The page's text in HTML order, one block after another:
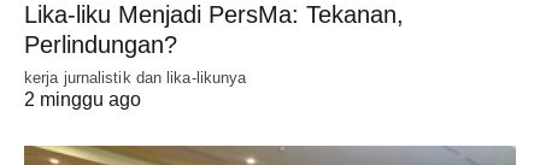
Lika-liku Menjadi PersMa: Tekanan,
Perlindungan?
kerja jurnalistik dan lika-likunya
2 minggu ago